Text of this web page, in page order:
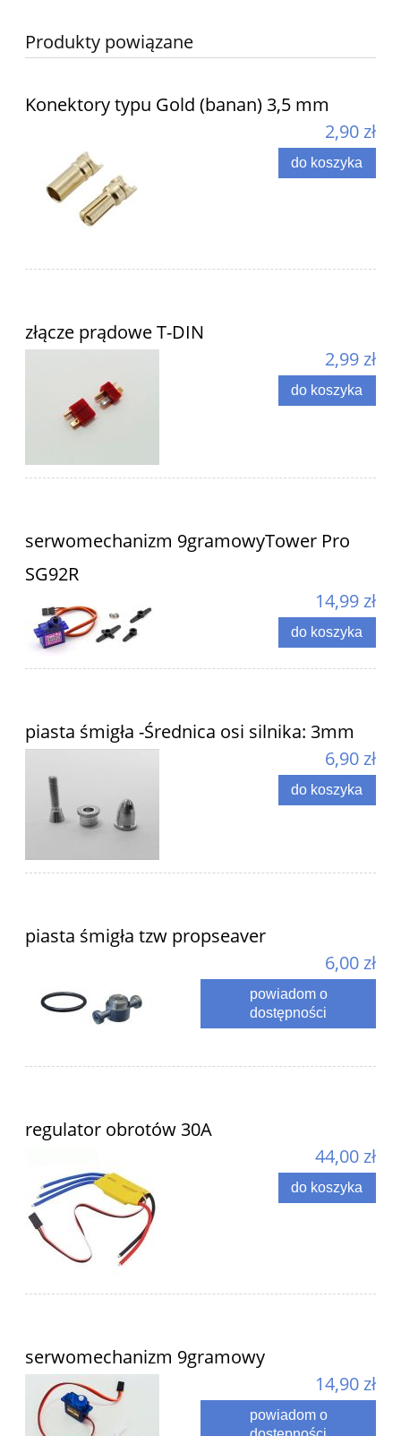
Produkty powiązane
Konektory typu Gold (banan) 3,5 mm
2,90 zł
do koszyka
złącze prądowe T-DIN
2,99 zł
do koszyka
serwomechanizm 9gramowyTower Pro
SG92R
14,99 zł
do koszyka
piasta śmigła -Średnica osi silnika: 3mm
6,90 zł
do koszyka
piasta śmigła tzw propseaver
6,00 zł
powiadom o
dostępności
regulator obrotów 30A
44,00 zł
do koszyka
serwomechanizm 9gramowy
14,90 zł
powiadom o